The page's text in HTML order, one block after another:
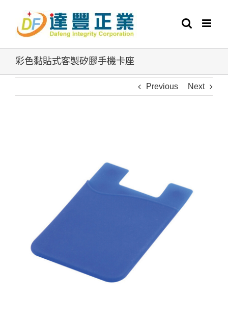
content
彩色黏貼式客製矽膠手機卡座
Previous Next